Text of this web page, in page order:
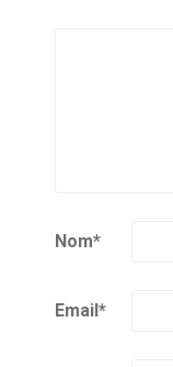
Nom*
Email*